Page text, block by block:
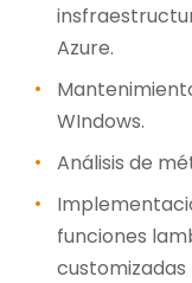
Azure.
WIndows.
Análisis de
funciones